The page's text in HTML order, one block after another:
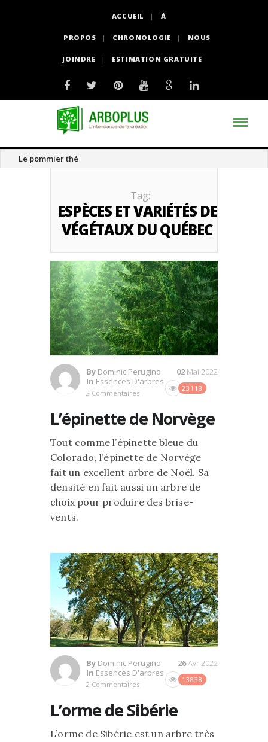
ACCUEIL À
PROPOS CHRONOLOGIE NOUS
JOINDRE ESTIMATION GRATUITE
Le pommier thé
Tag:
ESPÈCES ET VARIÉTÉS DE
VÉGÉTAUX DU QUÉBEC
By Dominic Perugino
In Essences D'arbres
2 Commentaires
23118
02 Mai 2022
L’épinette de Norvège
Tout comme l’épinette bleue du
Colorado, l’épinette de Norvège
fait un excellent arbre de Noël. Sa
densité en fait aussi un arbre de
choix pour produire des brise-
vents.
By Dominic Perugino
In Essences D'arbres
2 Commentaires
13838
26Avr 2022
L’orme de Sibérie
L’orme de Sibérie est un arbre très